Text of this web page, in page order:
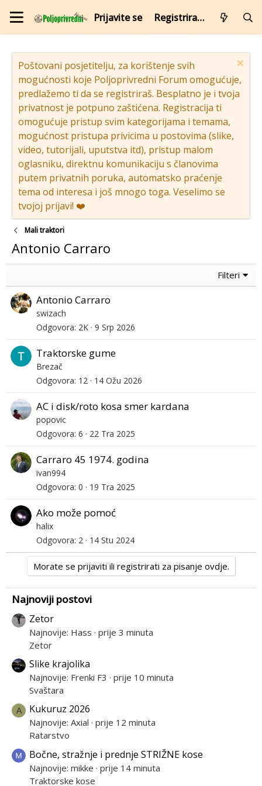
Prijavite se Registrirajte se
Poštovani posjetitelju, za korištenje svih
mogućnosti koje Poljoprivredni Forum omogućuje,
predlažemo ti da se registriraš. Besplatno je i tvoja
privatnost je potpuno zaštićena. Registracija ti
omogućuje pristup svim kategorijama i temama,
mogućnost pristupa privicima u postovima (slike,
video, tutorijali, uputstva itd), pristup malom
oglasniku, direktnu komunikaciju s članovima
putem privatnih poruka, automatsko praćenje
tema od interesa i još mnogo toga. Veselimo se
tvojoj prijavi! ❤️
Mali traktori
Antonio Carraro
Filteri
Antonio Carraro
swizach
Odgovora 2K 9 Srp 2026
Traktorske gume
Brezač
Odgovora 12 14 Ožu 2026
AC i disk/roto kosa smer kardana
popovic
Odgovora 6 22 Tra 2025
Carraro 45 1974. godina
ivan994
Odgovora 0 19 Tra 2025
Ako može pomoć
halix
Odgovora 2 14 Stu 2024
Morate se prijaviti ili registrirati za pisanje ovdje.
Najnoviji postovi
Zetor
Najnovije: Hass prije 3 minuta
Zetor
Slike krajolika
Najnovije: Frenki F3
prije 10 minuta
Svaštara
A Kukuruz 2026
Najnovije: Axial prije 12 minuta
Ratarstvo
Bočne, stražnje i prednje STRIŽNE kose
Najnovije: mikke prije 14 minuta
Traktorske kose